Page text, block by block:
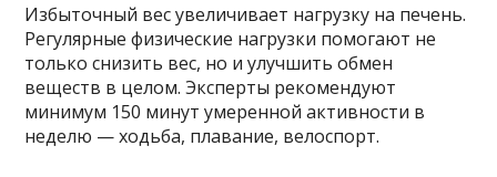
Избыточный вес увеличивает нагрузку на печень.
Регулярные физические нагрузки помогают не
только снизить вес, но и улучшить обмен
веществ в целом. Эксперты рекомендуют
минимум 150 минут умеренной активности в
неделю — ходьба, плавание, велоспорт.